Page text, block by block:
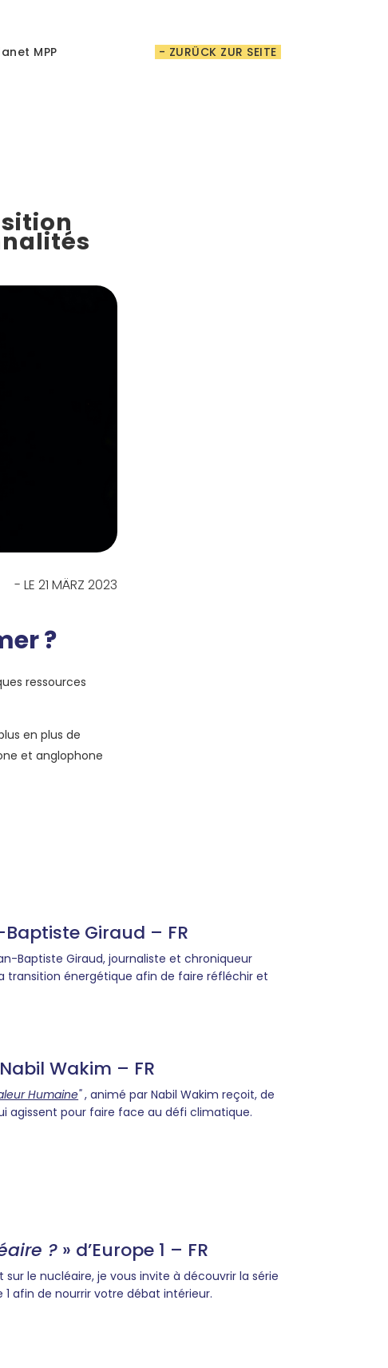
MPP - ZURÜCK ZUR SEITE
- LE 21 MÄRZ 2023
?
ressources
en plus de
et anglophone
Giraud – FR
Baptiste Giraud, journaliste et chroniqueur
transition énergétique afin de faire réfléchir et
Wakim – FR
Humaine", animé par Nabil Wakim reçoit, de
agissent pour faire face au défi climatique.
? » d’Europe 1 – FR
le nucléaire, je vous invite à découvrir la série
1 afin de nourrir votre débat intérieur.